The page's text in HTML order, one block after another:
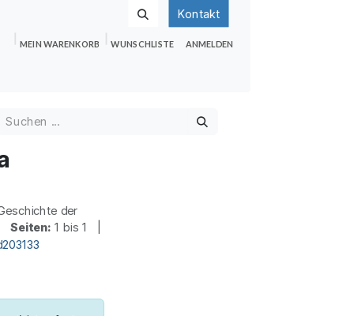
Kontakt
MEIN WARENKORB WUNSCHLISTE ANMELDEN
der
Seiten: 1 bis 1 |